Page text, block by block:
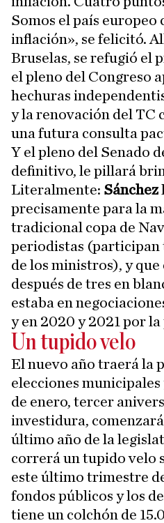
Somos el país europeo
inflación», se felicitó.
Bruselas, se refugió el
el pleno del Congreso
hechuras
y la renovación del TC
una futura consulta
Y el pleno del Senado
definitivo, le pillará
Literalmente: Sánchez
precisamente para la
tradicional copa de
periodistas (participan
de los ministros), y que
después de tres en
estaba en
y en 2020 y 2021 por
Un tupido velo
El nuevo año traerá la
elecciones
de enero, tercer
investidura,
último año de la
correrá un tupido velo
este último trimestre
fondos públicos y los
tiene un colchón de